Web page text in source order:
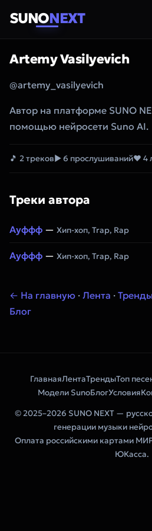
SUNONEXT
Artemy Vasilyevich
@artemy_vasilyevich
Автор на платформе SUNO
помощью нейросети Suno AI.
🎵 2 треков▶ 6 прослушиваний❤ 4
Треки автора
Ауффф — Хип-хоп, Trap, Rap
Ауффф — Хип-хоп, Trap, Rap
← На главную · Лента · Тренды
Блог
ГлавнаяЛентаТрендыТоп
Модели SunoБлогУсловия
© 2025–2026 SUNO NEXT —
генерации музыки
Оплата российскими картами
ЮКасса.